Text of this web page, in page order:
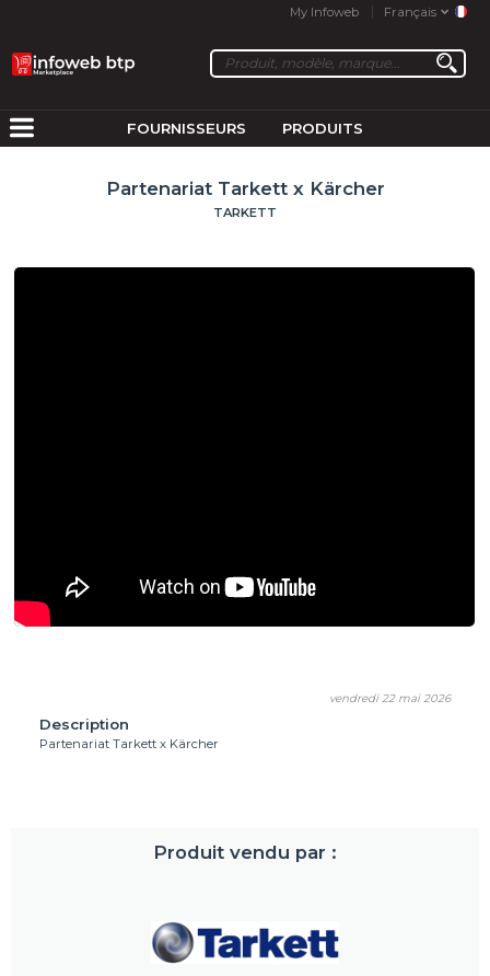
My Infoweb Français
FOURNISSEURS PRODUITS
Partenariat Tarkett x Kärcher
TARKETT
vendredi 22 mai 2026
Description
Partenariat Tarkett x Kärcher
Produit vendu par :